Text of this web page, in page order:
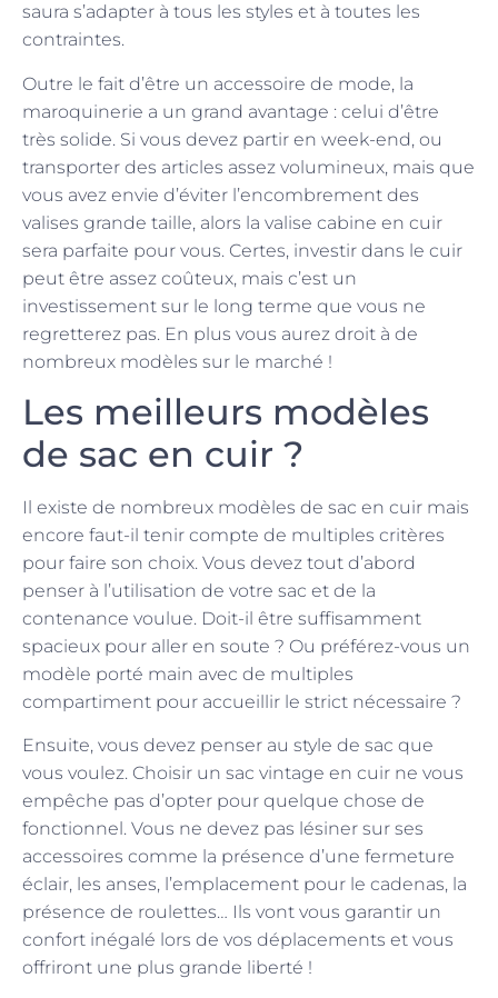
saura s’adapter à tous les styles et à toutes les
contraintes.
Outre le fait d’être un accessoire de mode, la
maroquinerie a un grand avantage : celui d’être
très solide. Si vous devez partir en week-end, ou
transporter des articles assez volumineux, mais que
vous avez envie d’éviter l’encombrement des
valises grande taille, alors la valise cabine en cuir
sera parfaite pour vous. Certes, investir dans le cuir
peut être assez coûteux, mais c’est un
investissement sur le long terme que vous ne
regretterez pas. En plus vous aurez droit à de
nombreux modèles sur le marché !
Les meilleurs modèles
de sac en cuir ?
Il existe de nombreux modèles de sac en cuir mais
encore faut-il tenir compte de multiples critères
pour faire son choix. Vous devez tout d’abord
penser à l’utilisation de votre sac et de la
contenance voulue. Doit-il être suffisamment
spacieux pour aller en soute ? Ou préférez-vous un
modèle porté main avec de multiples
compartiment pour accueillir le strict nécessaire ?
Ensuite, vous devez penser au style de sac que
vous voulez. Choisir un sac vintage en cuir ne vous
empêche pas d’opter pour quelque chose de
fonctionnel. Vous ne devez pas lésiner sur ses
accessoires comme la présence d’une fermeture
éclair, les anses, l’emplacement pour le cadenas, la
présence de roulettes… Ils vont vous garantir un
confort inégalé lors de vos déplacements et vous
offriront une plus grande liberté !